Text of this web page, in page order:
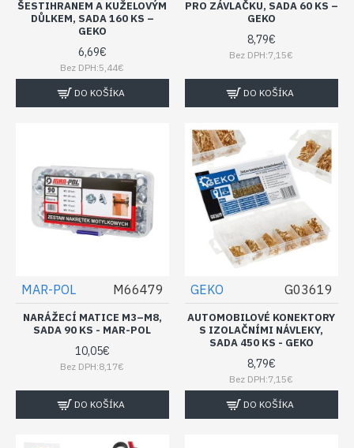
ŠESTIHRANEM A KUŽELOVÝM
DŮLKEM, SADA 160 KS –
GEKO
6,69€
Bez DPH:5,44€
DO KOŠÍKA
PRO ZÁVLAČKU, SADA 60 KS –
GEKO
8,79€
Bez DPH:7,15€
DO KOŠÍKA
MAR-POL M66479
NARÁŽECÍ MATICE M3–M8,
SADA 90 KS - MAR-POL
10,05€
Bez DPH:8,17€
DO KOŠÍKA
GEKO G03619
AUTOMOBILOVÉ KONEKTORY
S IZOLAČNÍMI NÁVLEKY,
SADA 450 KS - GEKO
8,79€
Bez DPH:7,15€
DO KOŠÍKA